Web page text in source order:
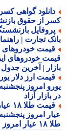
گواهی کسر
از حقوق
تجارت |
| آخرین جدول
آزاد
امروز